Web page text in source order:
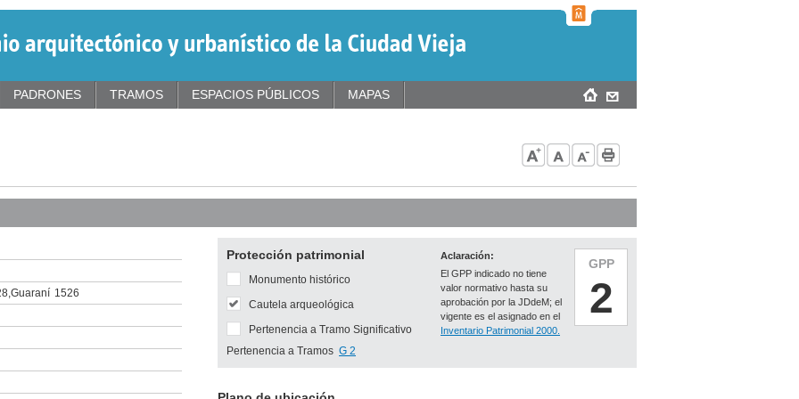
,Guaraní 1526
Protección patrimonial
GPP
2
Aclaración:
El GPP indicado no tiene
valor normativo hasta su
aprobación por la JDdeM; el
vigente es el asignado en el
Inventario Patrimonial 2000.
Monumento histórico
Cautela arqueológica
Pertenencia a Tramo Significativo
Pertenencia a Tramos G 2
PADRONES TRAMOS ESPACIOS PÚBLICOS MAPAS